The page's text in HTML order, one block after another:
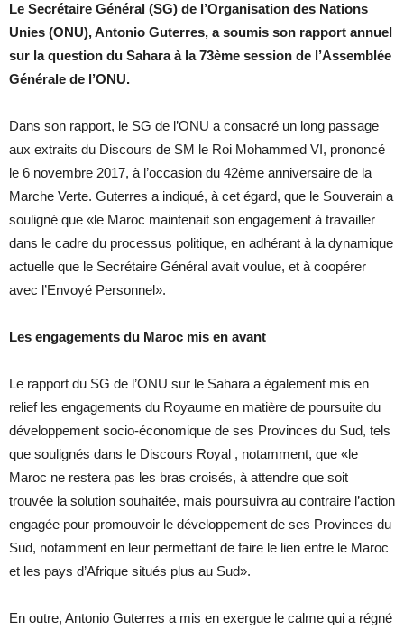
Le Secrétaire Général (SG) de l’Organisation des Nations
Unies (ONU), Antonio Guterres, a soumis son rapport annuel
sur la question du Sahara à la 73ème session de l’Assemblée
Générale de l’ONU.
Dans son rapport, le SG de l’ONU a consacré un long passage
aux extraits du Discours de SM le Roi Mohammed VI, prononcé
le 6 novembre 2017, à l’occasion du 42ème anniversaire de la
Marche Verte. Guterres a indiqué, à cet égard, que le Souverain a
souligné que «le Maroc maintenait son engagement à travailler
dans le cadre du processus politique, en adhérant à la dynamique
actuelle que le Secrétaire Général avait voulue, et à coopérer
avec l’Envoyé Personnel».
Les engagements du Maroc mis en avant
Le rapport du SG de l’ONU sur le Sahara a également mis en
relief les engagements du Royaume en matière de poursuite du
développement socio-économique de ses Provinces du Sud, tels
que soulignés dans le Discours Royal , notamment, que «le
Maroc ne restera pas les bras croisés, à attendre que soit
trouvée la solution souhaitée, mais poursuivra au contraire l’action
engagée pour promouvoir le développement de ses Provinces du
Sud, notamment en leur permettant de faire le lien entre le Maroc
et les pays d’Afrique situés plus au Sud».
En outre, Antonio Guterres a mis en exergue le calme qui a régné